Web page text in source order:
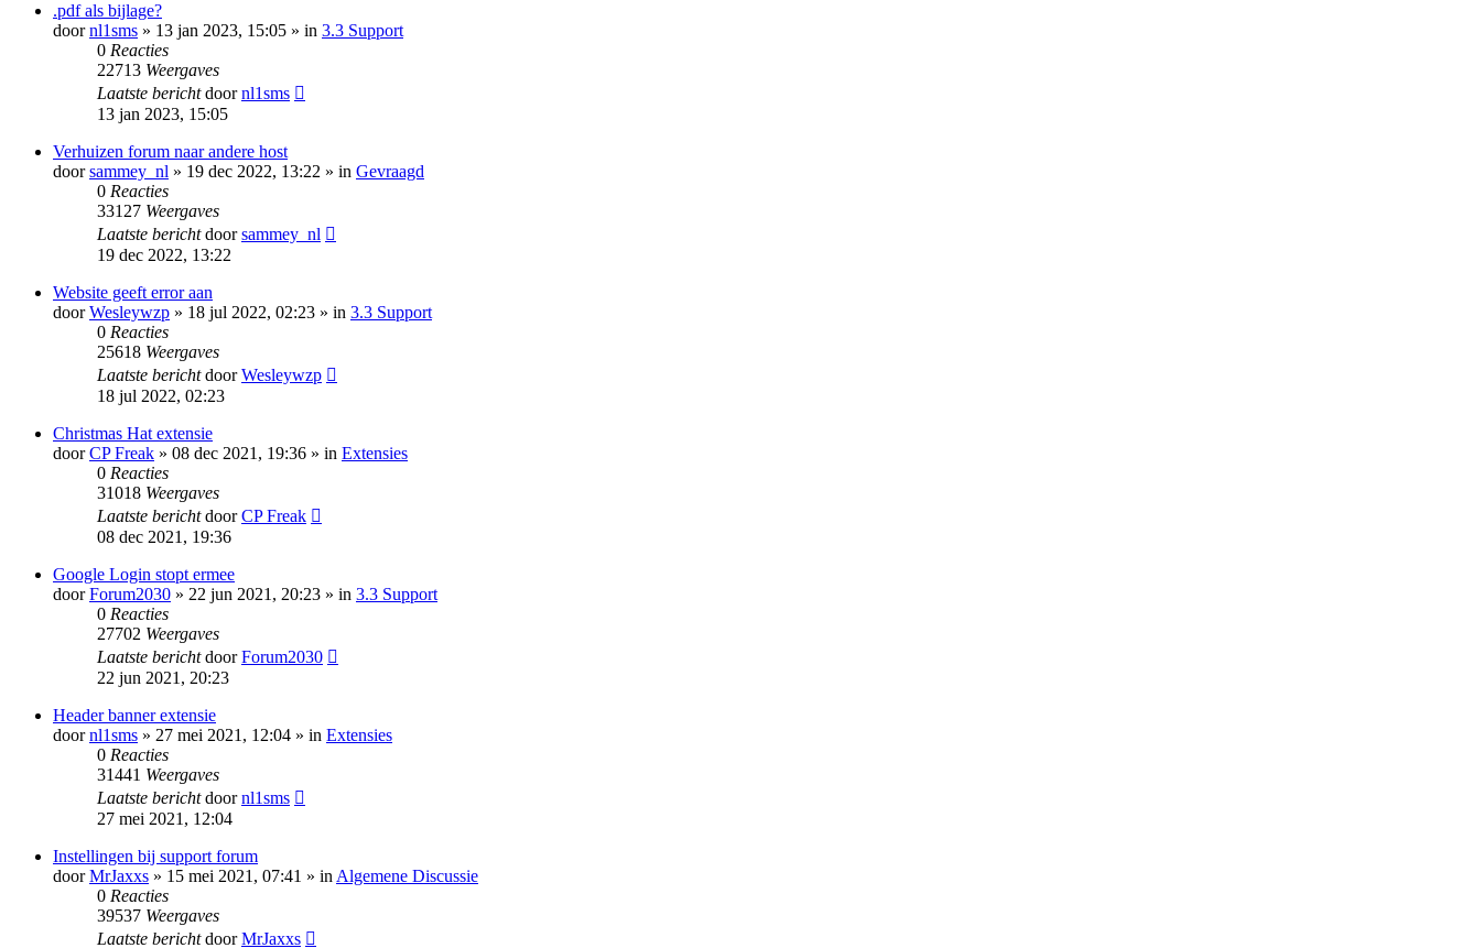
.pdf als bijlage?
doornl1sms » 13 jan 2023, 15:05 » in 3.3 Support
0 Reacties
22713 Weergaves
Laatste berichtdoornl1sms
13 jan 2023, 15:05
Verhuizen forum naar andere host
doorsammey_nl » 19 dec 2022, 13:22 » in Gevraagd
0 Reacties
33127 Weergaves
Laatste berichtdoorsammey_nl
19 dec 2022, 13:22
Website geeft error aan
doorWesleywzp » 18 jul 2022, 02:23 » in 3.3 Support
0 Reacties
25618 Weergaves
Laatste berichtdoorWesleywzp
18 jul 2022, 02:23
Christmas Hat extensie
doorCP Freak » 08 dec 2021, 19:36 » in Extensies
0 Reacties
31018 Weergaves
Laatste berichtdoorCP Freak
08 dec 2021, 19:36
Google Login stopt ermee
doorForum2030 » 22 jun 2021, 20:23 » in 3.3 Support
0 Reacties
27702 Weergaves
Laatste berichtdoorForum2030
22 jun 2021, 20:23
Header banner extensie
doornl1sms » 27 mei 2021, 12:04 » in Extensies
0 Reacties
31441 Weergaves
Laatste berichtdoornl1sms
27 mei 2021, 12:04
Instellingen bij support forum
doorMrJaxxs » 15 mei 2021, 07:41 » inAlgemene Discussie
0 Reacties
39537 Weergaves
Laatste berichtdoorMrJaxxs